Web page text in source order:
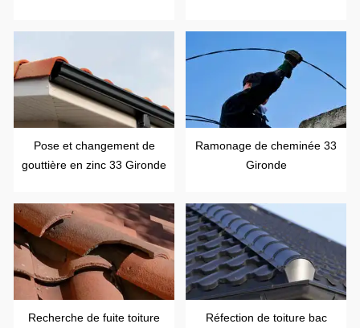
Pose et changement de
gouttière en zinc 33 Gironde
Ramonage de cheminée 33
Gironde
Recherche de fuite toiture
Réfection de toiture bac